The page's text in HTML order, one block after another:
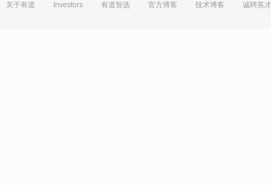
关于有道 Investors 有道智选 官方博客 技术博客 诚聘英才